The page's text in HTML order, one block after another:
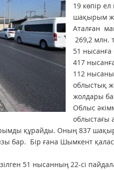
19 көпір ел
шақырым
Аталған
269,2 млн.
51 нысанға
417
112
облыстық
жолдары
Облыс
облыстағы
құрайды. Оның 837
бар. Бір ғана Шымкент
51 нысанның 22-сі